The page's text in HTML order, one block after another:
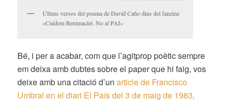
Últims versos del poema de David Caño dins del fanzine
«Cuidem Benimaclet. No al PAI»
Bé, i per a acabar, com que l’agitprop poètic sempre
em deixa amb dubtes sobre el paper que hi faig, vos
deixe amb una citació d’unarticle de Francisco
Umbral en el diari El País del 3 de maig de 1983,